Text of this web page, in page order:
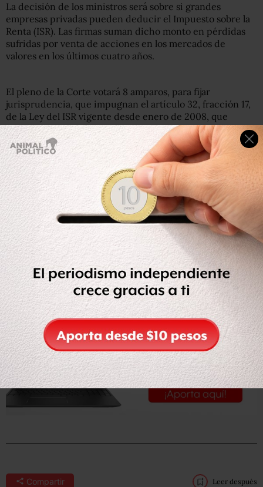
La decisión de los ministros será sobre si grandes
empresas privadas pueden deducir el Impuesto sobre la
Renta (ISR). Las firmas suman dicho monto en pérdidas
sufridas por venta de acciones en los mercados de
valores en los últimos cuatro años.
El pleno de la Corte votará 8 amparos, para fijar
jurisprudencia, que impugnan el artículo 32, fracción 17,
de la Ley del ISR vigente desde enero de 2008, que
prohíbe este tipo de deducciones en general y sólo las
permite sujetas a límites y aplicadas sobre el monto de
ganancias por venta de acciones, no sobre los ingresos
ordinarios de las empresas.
Todo indica, según Reforma, que los amparos serán
negados.
Leer la nota en Reforma.
Compartir Leer después